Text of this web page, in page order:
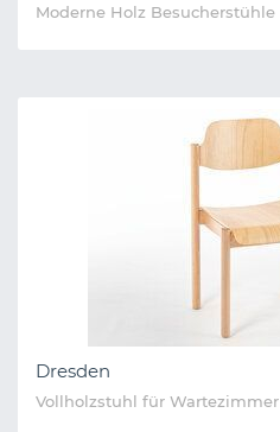
Moderne Holz Besucherstühle
Dresden
Vollholzstuhl für Wartezimmer